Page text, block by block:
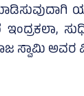
ಅವರ